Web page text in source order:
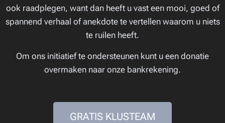
ook raadplegen, want dan heeft u vast een mooi, goed of
spannend verhaal of anekdote te vertellen waarom u niets
te ruilen heeft.
Om ons initiatief te ondersteunen kunt u een donatie
overmaken naar onze bankrekening.
GRATIS KLUSTEAM